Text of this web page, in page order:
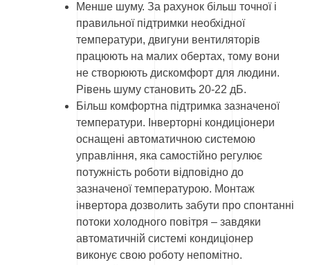
Менше шуму. За рахунок більш точної і
правильної підтримки необхідної
температури, двигуни вентиляторів
працюють на малих обертах, тому вони
не створюють дискомфорт для людини.
Рівень шуму становить 20-22 дБ.
Більш комфортна підтримка зазначеної
температури. Інверторні кондиціонери
оснащені автоматичною системою
управління, яка самостійно регулює
потужність роботи відповідно до
зазначеної температурою. Монтаж
інвертора дозволить забути про спонтанні
потоки холодного повітря – завдяки
автоматичній системі кондиціонер
виконує свою роботу непомітно.